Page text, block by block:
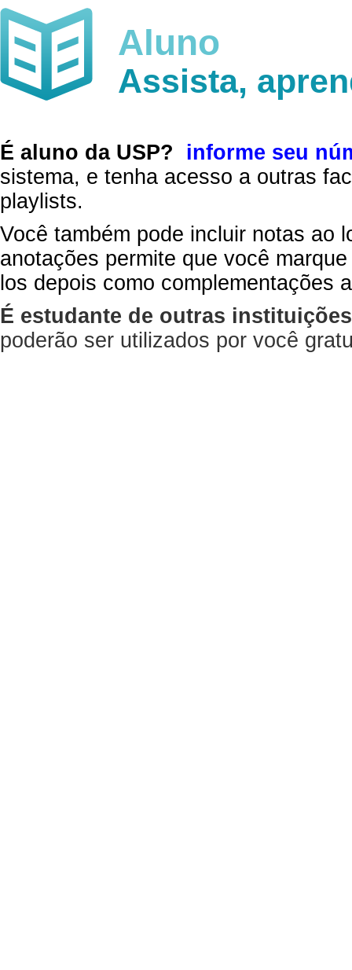
Aluno
Assista,
É aluno da USP?
informe seu
sistema, e tenha acesso a outras
playlists.
Você também pode incluir notas ao
anotações permite que você
los depois como complementações
É estudante de outras
poderão ser utilizados por você